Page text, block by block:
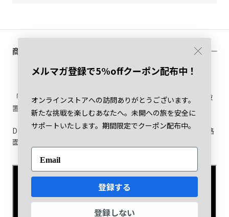
商品詳細
「ロードマーキング」は駐車場などの路面に専用のシートを設
置後、バーナーで加熱し溶着させる路面標示材です。
DIY(自分)で簡単に強力に、比較的低コストで「プロ並み」の路
面標示施工ができます。
メルマガ登録で5%offクーポン配布中！
オンラインストアへの訪問ありがとうございます。
新たな挑戦を楽しむあなたへ。未開への旅を安全に
サポートいたします。期間限定でクーポン配布中。
登録する
登録しない